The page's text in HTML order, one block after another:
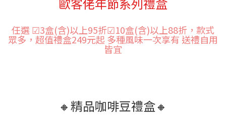
任選 ☑​3盒(含)以上95折☑10盒(含)以上88折，款式
眾多，超值禮盒249元起 多種風味一次享有 送禮自用
皆宜
🔸精品咖啡豆禮盒🔸